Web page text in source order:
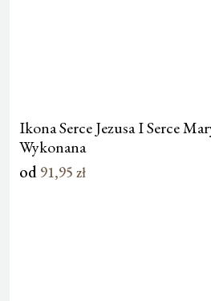
Ikona Serce Jezusa I Serce
Wykonana
od 91,95 zł